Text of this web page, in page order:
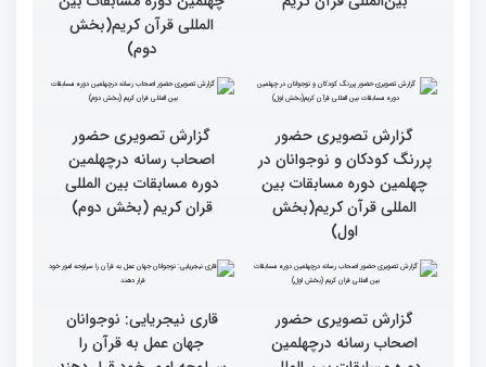
گزارش تصویری بازدید
کریم از حسینیه جماران
میلاد
را در زندگی به کار گیرند
جزئیات چهارمین روز رقابت
بخش برادران مسابقات
بین‌المللی قرآن کریم
گزارش تصویری حضور
پررنگ کودکان و نوجوانان در
المللی قرآن کریم(بخش
دوم)